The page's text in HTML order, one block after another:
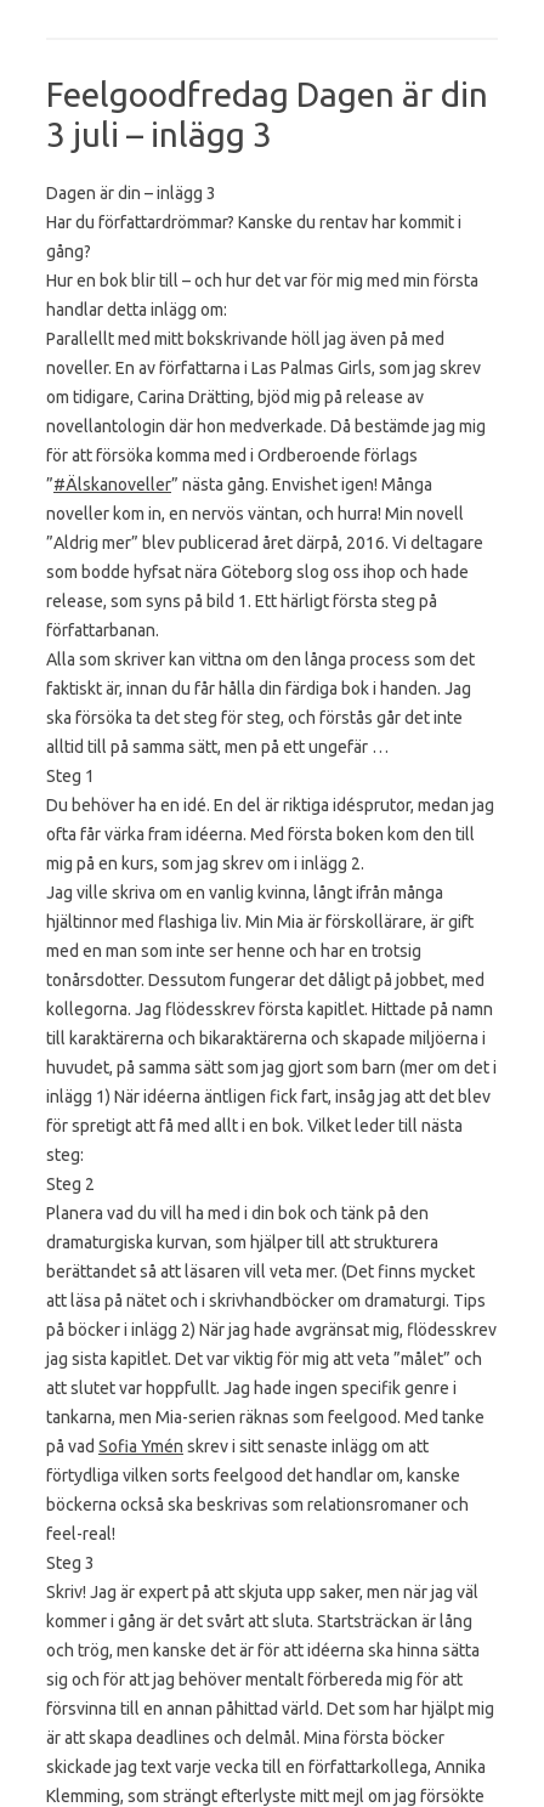
Feelgoodfredag Dagen är din
3 juli – inlägg 3
Dagen är din – inlägg 3
Har du författardrömmar? Kanske du rentav har kommit i
gång?
Hur en bok blir till – och hur det var för mig med min första
handlar detta inlägg om:
Parallellt med mitt bokskrivande höll jag även på med
noveller. En av författarna i Las Palmas Girls, som jag skrev
om tidigare, Carina Drätting, bjöd mig på release av
novellantologin där hon medverkade. Då bestämde jag mig
för att försöka komma med i Ordberoende förlags
”#Älskanoveller” nästa gång. Envishet igen! Många
noveller kom in, en nervös väntan, och hurra! Min novell
”Aldrig mer” blev publicerad året därpå, 2016. Vi deltagare
som bodde hyfsat nära Göteborg slog oss ihop och hade
release, som syns på bild 1. Ett härligt första steg på
författarbanan.
Alla som skriver kan vittna om den långa process som det
faktiskt är, innan du får hålla din färdiga bok i handen. Jag
ska försöka ta det steg för steg, och förstås går det inte
alltid till på samma sätt, men på ett ungefär …
Steg 1
Du behöver ha en idé. En del är riktiga idésprutor, medan jag
ofta får värka fram idéerna. Med första boken kom den till
mig på en kurs, som jag skrev om i inlägg 2.
Jag ville skriva om en vanlig kvinna, långt ifrån många
hjältinnor med flashiga liv. Min Mia är förskollärare, är gift
med en man som inte ser henne och har en trotsig
tonårsdotter. Dessutom fungerar det dåligt på jobbet, med
kollegorna. Jag flödesskrev första kapitlet. Hittade på namn
till karaktärerna och bikaraktärerna och skapade miljöerna i
huvudet, på samma sätt som jag gjort som barn (mer om det i
inlägg 1) När idéerna äntligen fick fart, insåg jag att det blev
för spretigt att få med allt i en bok. Vilket leder till nästa
steg:
Steg 2
Planera vad du vill ha med i din bok och tänk på den
dramaturgiska kurvan, som hjälper till att strukturera
berättandet så att läsaren vill veta mer. (Det finns mycket
att läsa på nätet och i skrivhandböcker om dramaturgi. Tips
på böcker i inlägg 2) När jag hade avgränsat mig, flödesskrev
jag sista kapitlet. Det var viktig för mig att veta ”målet” och
att slutet var hoppfullt. Jag hade ingen specifik genre i
tankarna, men Mia-serien räknas som feelgood. Med tanke
på vad Sofia Ymén skrev i sitt senaste inlägg om att
förtydliga vilken sorts feelgood det handlar om, kanske
böckerna också ska beskrivas som relationsromaner och
feel-real!
Steg 3
Skriv! Jag är expert på att skjuta upp saker, men när jag väl
kommer i gång är det svårt att sluta. Startsträckan är lång
och trög, men kanske det är för att idéerna ska hinna sätta
sig och för att jag behöver mentalt förbereda mig för att
försvinna till en annan påhittad värld. Det som har hjälpt mig
är att skapa deadlines och delmål. Mina första böcker
skickade jag text varje vecka till en författarkollega, Annika
Klemming, som strängt efterlyste mitt mejl om jag försökte